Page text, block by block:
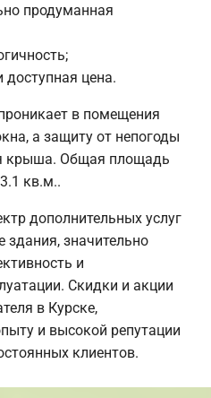
продуманная
доступная цена.
в помещения
а защиту от непогоды
крыша. Общая площадь
кв.м..
дополнительных услуг
здания, значительно
и
Скидки и акции
в Курске,
и высокой репутации
клиентов.